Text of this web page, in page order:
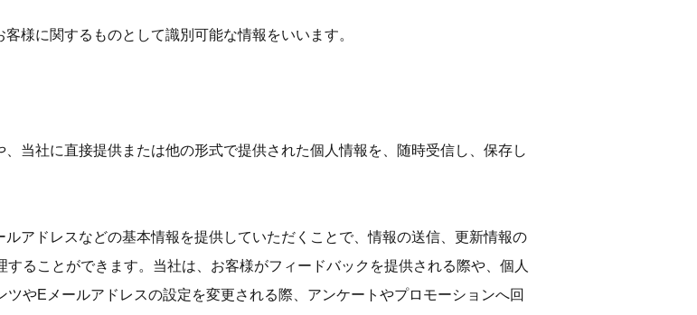
様に関するものとして識別可能な情報をいいます。
当社に直接提供または他の形式で提供された個人情報を、随時受信し、保存し
アドレスなどの基本情報を提供していただくことで、情報の送信、更新情報の
ることができます。当社は、お客様がフィードバックを提供される際や、個人
やEメールアドレスの設定を変更される際、アンケートやプロモーションへ回